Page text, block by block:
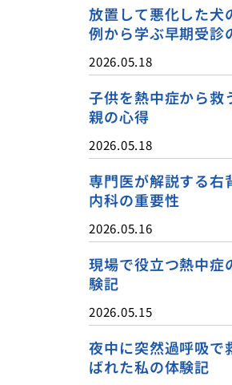
放置して悪化した犬
例から学ぶ早期受診
2026.05.18
子供を熱中症から救
親の心得
2026.05.18
専門医が解説する右
内科の重要性
2026.05.16
現場で役立つ熱中症
験記
2026.05.15
夜中に突然過呼吸で
ばれた私の体験記